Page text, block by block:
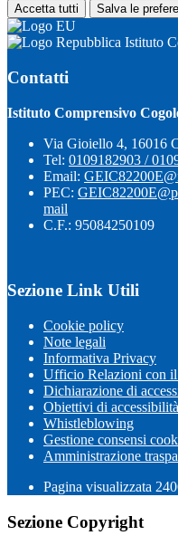
Accetta tutti Salva le
Istituto
Contatti
Istituto Comprensivo
Via Gioiello 4, 16016
Tel: 0109182903 /
Email:
PEC:
mail
C.F.: 95084250109
Sezione Link Utili
Cookie policy
Note legali
Informativa Privacy
Ufficio Relazioni con
Dichiarazione di
Obiettivi di accessibilità
Whistleblowing
Gestione consensi
Amministrazione
Pagina visualizzata
Sezione Copyright